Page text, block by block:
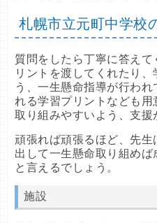
札幌市立元町中学校
質問をしたら丁寧に答え
リントを渡してくれたり
う、一生懸命指導が行わ
れる学習プリントなども
取り組みやすいよう、支援
頑張れば頑張るほど、先
出して一生懸命取り組め
と言えるでしょう。
施設